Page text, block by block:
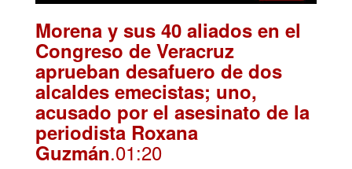
Morena y sus 40 aliados en el
Congreso de Veracruz
aprueban desafuero de dos
alcaldes emecistas; uno,
acusado por el asesinato de la
periodista Roxana
Guzmán.01:20